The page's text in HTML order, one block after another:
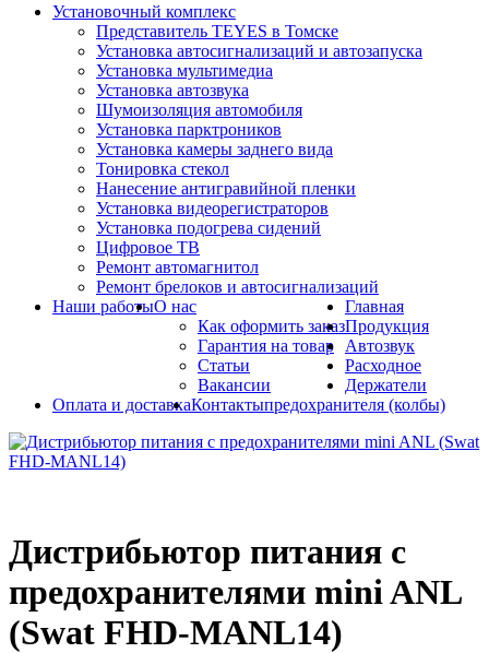
Установочный комплекс
Представитель TEYES в Томске
Установка автосигнализаций и автозапуска
Установка мультимедиа
Установка автозвука
Шумоизоляция автомобиля
Установка парктроников
Установка камеры заднего вида
Тонировка стекол
Нанесение антигравийной пленки
Установка видеорегистраторов
Установка подогрева сидений
Цифровое ТВ
Ремонт автомагнитол
Ремонт брелоков и автосигнализаций
Наши работыО нас
Как оформить заказ
Гарантия на товар
Статьи
Вакансии
Оплата и доставкаКонтакты
Главная
Продукция
Автозвук
Расходное
Держатели
предохранителя (колбы)
Дистрибьютор питания с
предохранителями mini ANL
(Swat FHD-MANL14)